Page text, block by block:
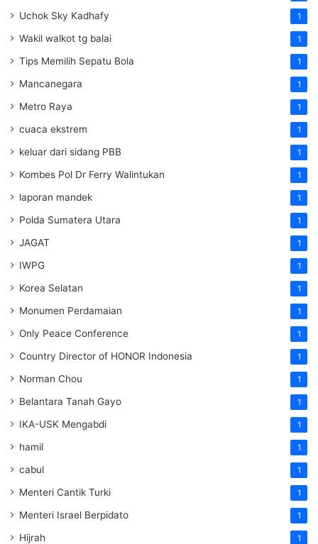
Uchok Sky Kadhafy 1
Wakil walkot tg balai 1
Tips Memilih Sepatu Bola 1
Mancanegara 1
Metro Raya 1
cuaca ekstrem 1
keluar dari sidang PBB 1
Kombes Pol Dr Ferry Walintukan 1
laporan mandek 1
Polda Sumatera Utara 1
JAGAT 1
IWPG 1
Korea Selatan 1
Monumen Perdamaian 1
Only Peace Conference 1
Country Director of HONOR Indonesia 1
Norman Chou 1
Belantara Tanah Gayo 1
IKA-USK Mengabdi 1
hamil 1
cabul 1
Menteri Cantik Turki 1
Menteri Israel Berpidato 1
Hijrah 1